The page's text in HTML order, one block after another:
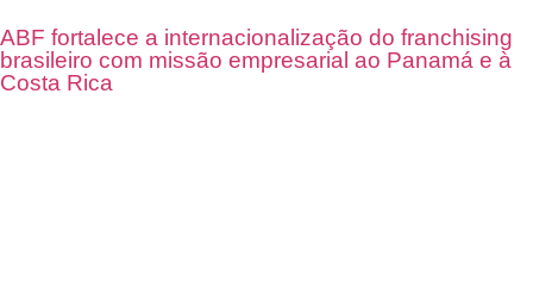
ABF fortalece a internacionalização do franchising
brasileiro com missão empresarial ao Panamá e à
Costa Rica